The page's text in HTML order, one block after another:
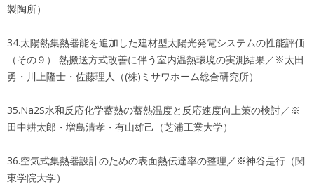
製陶所）
34.太陽熱集熱器能を追加した建材型太陽光発電システムの性能評価
（その９） 熱搬送方式改善に伴う室内温熱環境の実測結果／※太田
勇・川上隆士・佐藤理人（(株)ミサワホーム総合研究所）
35.Na2S水和反応化学蓄熱の蓄熱温度と反応速度向上策の検討／※
田中耕太郎・増島清孝・有山雄己（芝浦工業大学）
36.空気式集熱器設計のための表面熱伝達率の整理／※神谷是行（関
東学院大学）